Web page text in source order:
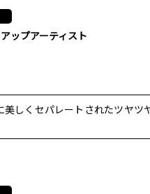
ップアーティスト
美しくセパレートされたツヤ